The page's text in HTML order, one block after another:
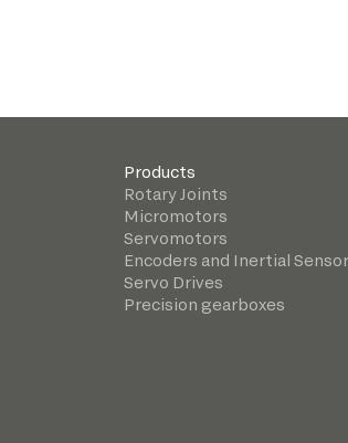
Products
Rotary Joints
Micromotors
Servomotors
Encoders and Inertial
Servo Drives
Precision gearboxes